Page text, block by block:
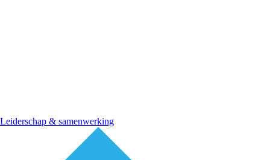
Leiderschap & samenwerking